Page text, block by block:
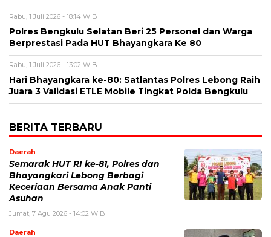
Rabu, 1 Juli 2026 - 18:14 WIB
Polres Bengkulu Selatan Beri 25 Personel dan Warga
Berprestasi Pada HUT Bhayangkara Ke 80
Rabu, 1 Juli 2026 - 13:02 WIB
Hari Bhayangkara ke-80: Satlantas Polres Lebong Raih
Juara 3 Validasi ETLE Mobile Tingkat Polda Bengkulu
BERITA TERBARU
Daerah
Semarak HUT RI ke-81, Polres dan
Bhayangkari Lebong Berbagi
Keceriaan Bersama Anak Panti
Asuhan
Jumat, 7 Agu 2026 - 14:02 WIB
Daerah